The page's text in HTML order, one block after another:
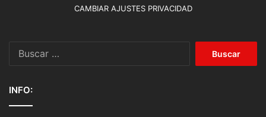
CAMBIAR AJUSTES PRIVACIDAD
INFO: